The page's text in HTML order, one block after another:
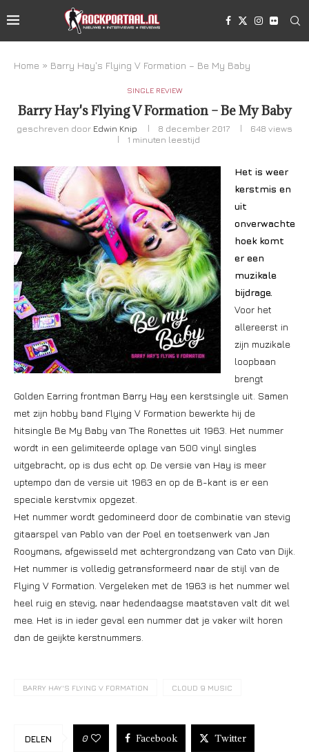
Home » Barry Hay's Flying V Formation – Be My Baby
SINGLE REVIEW
Barry Hay's Flying V Formation – Be My Baby
geschreven door Edwin Knip 8 december 2017 648 views
1 minuten leestijd
Het is weer
kerstmis en
uit
onverwachte
hoek komt
er een
muzikale
bijdrage.
Voor het
allereerst in
zijn muzikale
loopbaan
brengt
Golden Earring frontman Barry Hay een kerstsingle uit. Samen
met zijn hobby band Flying V Formation bewerkte hij de
hitsingle Be My Baby van The Ronettes uit 1963. Het nummer
wordt in een gelimiteerde oplage van 500 vinyl singles
uitgebracht, op is dus echt op. De versie van Hay is meer
uptempo dan de versie uit 1963 en op de B-kant is er een
speciale kerstvmix opgezet.
Het nummer wordt gedomineerd door de combinatie van stevig
gitaarspel van Pablo van der Poel en toetsenwerk van Jan
Rooymans, afgewisseld met achtergrondzang van Cato van Dijk.
Het nummer is volledig getransformeerd naar de stijl van de
Flying V Formation. Vergeleken met de 1963 is het nummer wel
heel ruig en stevig, naar hedendaagse maatstaven valt dit wel
mee. Het is in ieder geval een nummer dat je vaker wilt horen
dan de geijkte kerstnummers.
BARRY HAY'S FLYING V FORMATION CLOUD 9 MUSIC
DELEN 0 Facebook Twitter